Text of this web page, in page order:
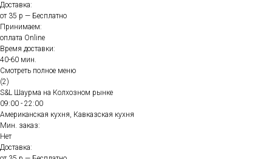
Доставка:
от 35 р — Бесплатно
Принимаем:
оплата Online
Время доставки:
40-60 мин.
Смотреть полное меню
(2)
S&L Шаурма на Колхозном рынке
09:00 - 22:00
Американская кухня, Кавказская кухня
Мин. заказ:
Нет
Доставка: